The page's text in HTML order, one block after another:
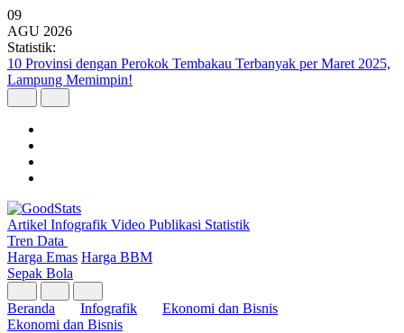
09
AGU 2026
Statistik:
10 Provinsi dengan Perokok Tembakau Terbanyak per Maret 2025,
Lampung Memimpin!
Artikel Infografik Video Publikasi Statistik
Tren Data
Harga Emas Harga BBM
Sepak Bola
Beranda Infografik
Ekonomi dan Bisnis
Ekonomi dan Bisnis